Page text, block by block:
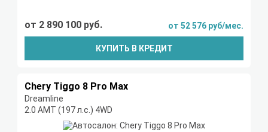
от 2 890 100 руб. от 52 576 руб/мес.
КУПИТЬ В КРЕДИТ
Chery Tiggo 8 Pro Max
Dreamline
2.0 AMT (197 л.с.) 4WD